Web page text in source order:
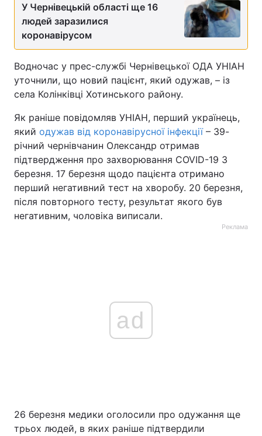
Тема оформлення
У Чернівецькій області ще 16
людей заразилися
коронавірусом
Водночас у прес-службі Чернівецької ОДА УНІАН
уточнили, що новий пацієнт, який одужав, – із
села Колінківці Хотинського району.
Як раніше повідомляв УНІАН, перший українець,
який одужав від коронавірусної інфекції– 39-
річний чернівчанин Олександр отримав
підтвердження про захворювання COVID-19 3
березня. 17 березня щодо пацієнта отримано
перший негативний тест на хворобу. 20 березня,
після повторного тесту, результат якого був
негативним, чоловіка виписали.
Реклама
ad
26 березня медики оголосили про одужання ще
трьох людей, в яких раніше підтвердили